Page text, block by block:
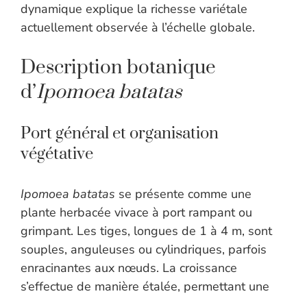
dynamique explique la richesse variétale
actuellement observée à l’échelle globale.
Description botanique
d’Ipomoea batatas
Port général et organisation
végétative
Ipomoea batatas se présente comme une
plante herbacée vivace à port rampant ou
grimpant. Les tiges, longues de 1 à 4 m, sont
souples, anguleuses ou cylindriques, parfois
enracinantes aux nœuds. La croissance
s’effectue de manière étalée, permettant une